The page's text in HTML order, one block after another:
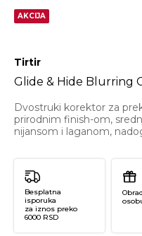
AKCIJA
Tirtir
Glide & Hide Blurring
Dvostruki korektor za
prirodnim finish-om,
nijansom i laganom,
Besplatna
isporuka
za iznos preko
6000 RSD